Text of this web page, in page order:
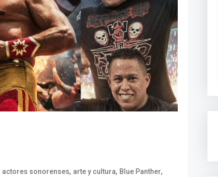
actores sonorenses, arte y cultura, Blue Panther,